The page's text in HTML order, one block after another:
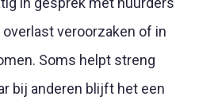
veroorzaken of in
Soms helpt streng
bij anderen blijft het een